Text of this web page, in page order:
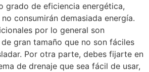
grado de eficiencia energética,
consumirán demasiada energía.
por lo general son
gran tamaño que no son fáciles
Por otra parte, debes fijarte en
de drenaje que sea fácil de usar,